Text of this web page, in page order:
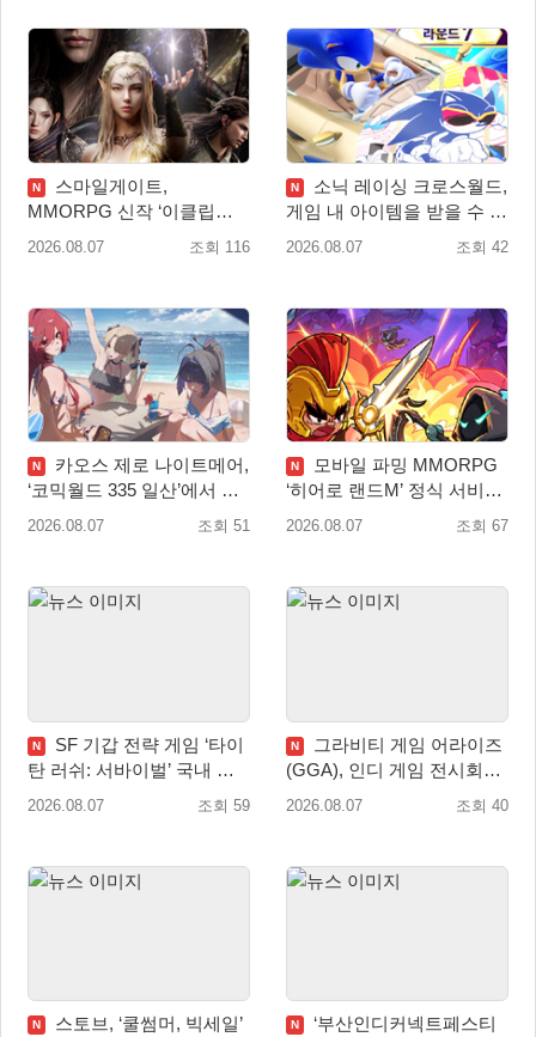
N
스마일게이트,
MMORPG 신작 ‘이클립스:
더 어웨이크닝’ 9월 10일 론
2026.08.07 조회 116
N
소닉 레이싱 크로스월드,
게임 내 아이템을 받을 수 있
는 ‘레전드 대회 라운드 7’ 개
2026.08.07 조회 42
N
카오스 제로 나이트메어,
‘코믹월드 335 일산’에서 이
용자 소통 예고
2026.08.07 조회 51
N
모바일 파밍 MMORPG
‘히어로 랜드M’ 정식 서비스
돌입
2026.08.07 조회 67
N
SF 기갑 전략 게임 ‘타이
탄 러쉬: 서바이벌’ 국내 정
식 출시
2026.08.07 조회 59
N
그라비티 게임 어라이즈
(GGA), 인디 게임 전시회
‘도쿄 게임 던전 13’ 참가!
2026.08.07 조회 40
N
스토브, ‘쿨썸머, 빅세일’
N
‘부산인디커넥트페스티